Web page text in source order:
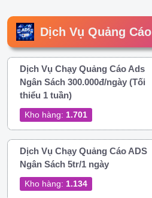
Dịch Vụ Quảng Cáo
Dịch Vụ Chạy Quảng Cáo Ads
Ngân Sách 300.000đ/ngày (Tối
thiểu 1 tuần)
Kho hàng: 1.701
Dịch Vụ Chạy Quảng Cáo ADS
Ngân Sách 5tr/1 ngày
Kho hàng: 1.134